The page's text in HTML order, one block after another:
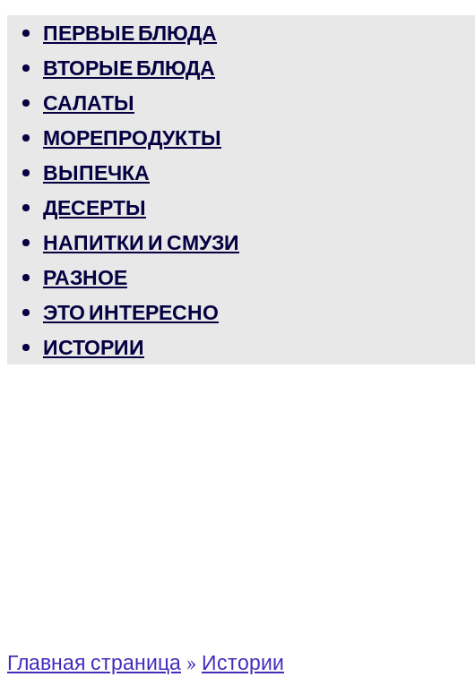
ПЕРВЫЕ БЛЮДА
ВТОРЫЕ БЛЮДА
САЛАТЫ
МОРЕПРОДУКТЫ
ВЫПЕЧКА
ДЕСЕРТЫ
НАПИТКИ И СМУЗИ
РАЗНОЕ
ЭТО ИНТЕРЕСНО
ИСТОРИИ
Главная страница » Истории